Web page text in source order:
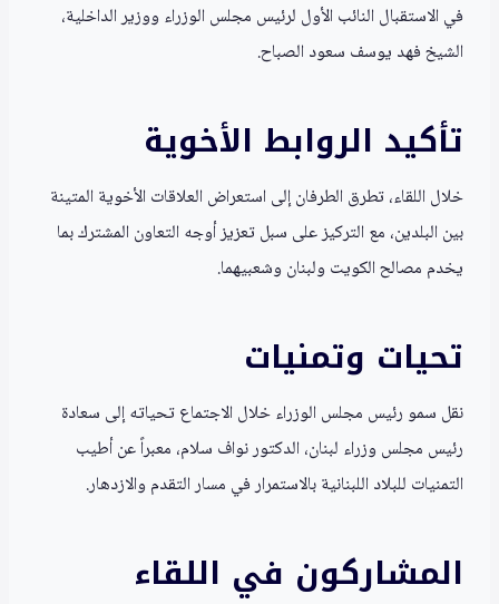
في الاستقبال النائب الأول لرئيس مجلس الوزراء ووزير الداخلية،
الشيخ فهد يوسف سعود الصباح.
تأكيد الروابط الأخوية
خلال اللقاء، تطرق الطرفان إلى استعراض العلاقات الأخوية المتينة
بين البلدين، مع التركيز على سبل تعزيز أوجه التعاون المشترك بما
يخدم مصالح الكويت ولبنان وشعبيهما.
تحيات وتمنيات
نقل سمو رئيس مجلس الوزراء خلال الاجتماع تحياته إلى سعادة
رئيس مجلس وزراء لبنان، الدكتور نواف سلام، معبراً عن أطيب
التمنيات للبلاد اللبنانية بالاستمرار في مسار التقدم والازدهار.
المشاركون في اللقاء